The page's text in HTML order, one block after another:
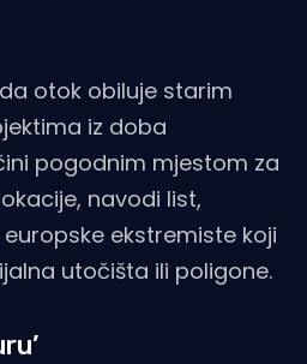
otok obiluje starim
iz doba
pogodnim mjestom za
navodi list,
ekstremiste koji
utočišta ili poligone.